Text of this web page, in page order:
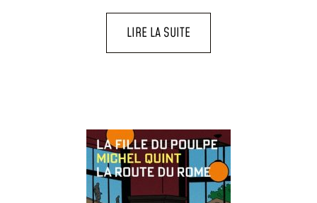
LIRE LA SUITE